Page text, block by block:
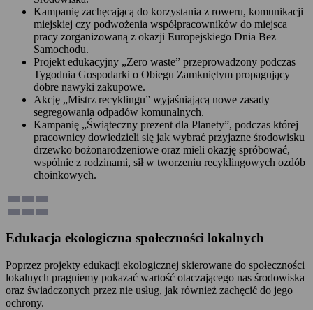
Kampanię zachęcającą do korzystania z roweru, komunikacji
miejskiej czy podwożenia współpracowników do miejsca
pracy zorganizowaną z okazji Europejskiego Dnia Bez
Samochodu.
Projekt edukacyjny „Zero waste” przeprowadzony podczas
Tygodnia Gospodarki o Obiegu Zamkniętym propagujący
dobre nawyki zakupowe.
Akcję „Mistrz recyklingu” wyjaśniającą nowe zasady
segregowania odpadów komunalnych.
Kampanię „Świąteczny prezent dla Planety”, podczas której
pracownicy dowiedzieli się jak wybrać przyjazne środowisku
drzewko bożonarodzeniowe oraz mieli okazję spróbować,
wspólnie z rodzinami, sił w tworzeniu recyklingowych ozdób
choinkowych.
Edukacja ekologiczna społeczności lokalnych
Poprzez projekty edukacji ekologicznej skierowane do społeczności
lokalnych pragniemy pokazać wartość otaczającego nas środowiska
oraz świadczonych przez nie usług, jak również zachęcić do jego
ochrony.